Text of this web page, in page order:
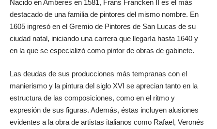
Nacido en Amberes en 1581, Frans Francken II es el más
destacado de una familia de pintores del mismo nombre. En
1605 ingresó en el Gremio de Pintores de San Lucas de su
ciudad natal, iniciando una carrera que llegaría hasta 1640 y
en la que se especializó como pintor de obras de gabinete.
Las deudas de sus producciones más tempranas con el
manierismo y la pintura del siglo XVI se aprecian tanto en la
estructura de las composiciones, como en el ritmo y
expresión de sus figuras. Además, éstas incluyen alusiones
evidentes a la obra de artistas italianos como Rafael, Veronés